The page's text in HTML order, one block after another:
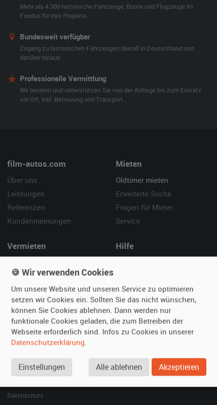
Mehr als 4.300 historische Fahrzeuge, Boote und Flugzeuge im
Fundus für Ihre Projekte.
Bundesweit verfügbar
Zugang zu historischen Fahrzeugen überall in Deutschland und
darüber hinaus.
Professionelle Vermittlung
Wir beraten und unterstützen Sie von der Anfrage bis zum Einsatz
vor Ort, inkl. Betreuung und Transport.
film-autos.com
Über uns
Leistungen
Referenzen
Kundenmeinungen
Mieten
Oldtimer mieten
Erweiterte Suche
Fragen für Mieter
Service
Vermieten
Fotos senden
Fragen für Vermieter
Inserat verwalten
Hilfe
Kontakt
SPECIAL
Berühmte Filmautos –
Datenschutz
🍪 Wir verwenden Cookies
Um unsere Website und unseren Service zu optimieren
setzen wir Cookies ein. Sollten Sie das nicht wünschen,
können Sie Cookies ablehnen. Dann werden nur
funktionale Cookies geladen, die zum Betreiben der
Webseite erforderlich sind. Infos zu Cookies in unserer
Datenschutzerklärung.
Einstellungen Alle ablehnen Akzeptieren